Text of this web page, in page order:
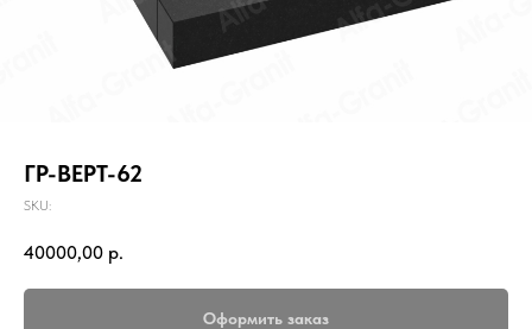
ГР-ВЕРТ-62
SKU:
40000,00 р.
Оформить заказ